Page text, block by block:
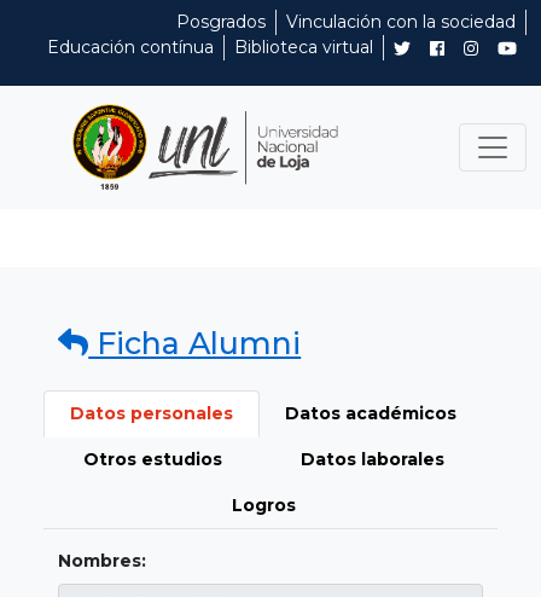
Posgrados
Vinculación con la sociedad
Educación contínua
Biblioteca virtual
Ficha Alumni
Datos personales Datos académicos
Otros estudios Datos laborales
Logros
Nombres: